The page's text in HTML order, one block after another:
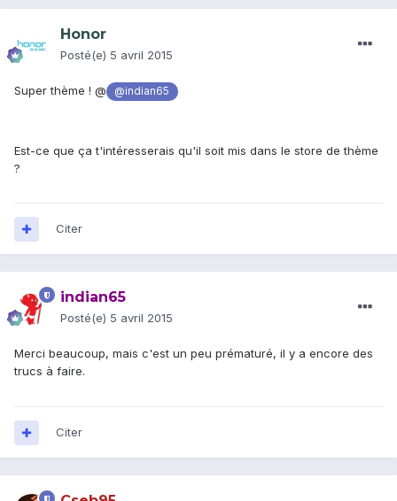
Honor
Posté(e) 5 avril 2015
Super thème ! @ @indian65
Est-ce que ça t'intéresserais qu'il soit mis dans le store de thème
?
Citer
indian65
Posté(e) 5 avril 2015
Merci beaucoup, mais c'est un peu prématuré, il y a encore des
trucs à faire.
Citer